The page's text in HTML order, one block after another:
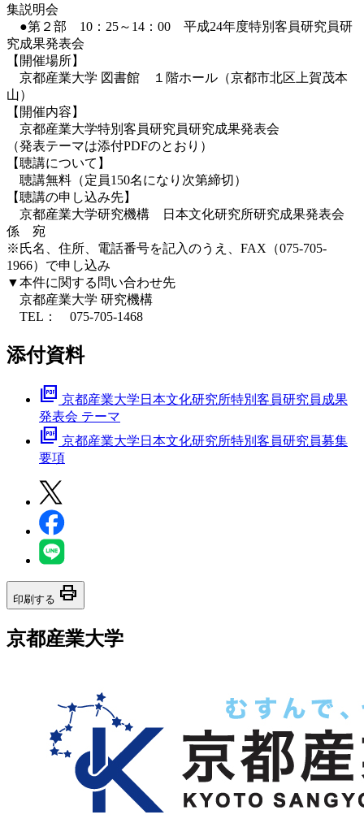
集説明会
●第２部 10：25～14：00 平成24年度特別客員研究員研
究成果発表会
【開催場所】
京都産業大学 図書館 １階ホール（京都市北区上賀茂本
山）
【開催内容】
京都産業大学特別客員研究員研究成果発表会
（発表テーマは添付PDFのとおり）
【聴講について】
聴講無料（定員150名になり次第締切）
【聴講の申し込み先】
京都産業大学研究機構 日本文化研究所研究成果発表会
係 宛
※氏名、住所、電話番号を記入のうえ、FAX（075-705-
1966）で申し込み
▼本件に関する問い合わせ先
京都産業大学 研究機構
TEL： 075-705-1468
添付資料
picture_as_pdf 京都産業大学日本文化研究所特別客員研究員成果
発表会 テーマ
picture_as_pdf 京都産業大学日本文化研究所特別客員研究員募集
要項
印刷する print
京都産業大学